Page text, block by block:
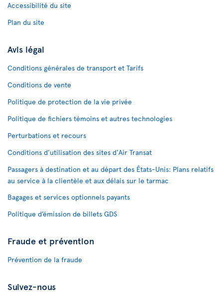
Accessibilité du site
Plan du site
Avis légal
Conditions générales de transport et Tarifs
Conditions de vente
Politique de protection de la vie privée
Politique de fichiers témoins et autres technologies
Perturbations et recours
Conditions d’utilisation des sites d'Air Transat
Passagers à destination et au départ des États-Unis: Plans relatifs
au service à la clientèle et aux délais sur le tarmac
Bagages et services optionnels payants
Politique d’émission de billets GDS
Fraude et prévention
Prévention de la fraude
Suivez-nous